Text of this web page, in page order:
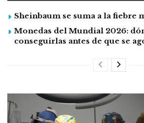
Sheinbaum se suma a la fiebre
Monedas del Mundial 2026:
conseguirlas antes de que se